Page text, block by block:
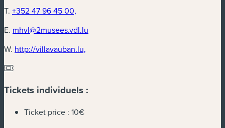
T. +352 47 96 45 00,
E. mhvl@2musees.vdl.lu
W. http://villavauban.lu,
Tickets individuels :
Ticket price : 10€